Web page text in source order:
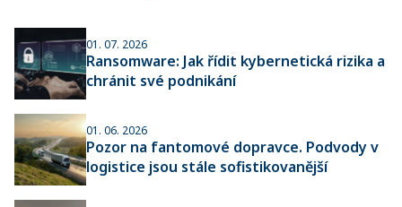
01. 07. 2026
Ransomware: Jak řídit kybernetická rizika a
chránit své podnikání
01. 06. 2026
Pozor na fantomové dopravce. Podvody v
logistice jsou stále sofistikovanější